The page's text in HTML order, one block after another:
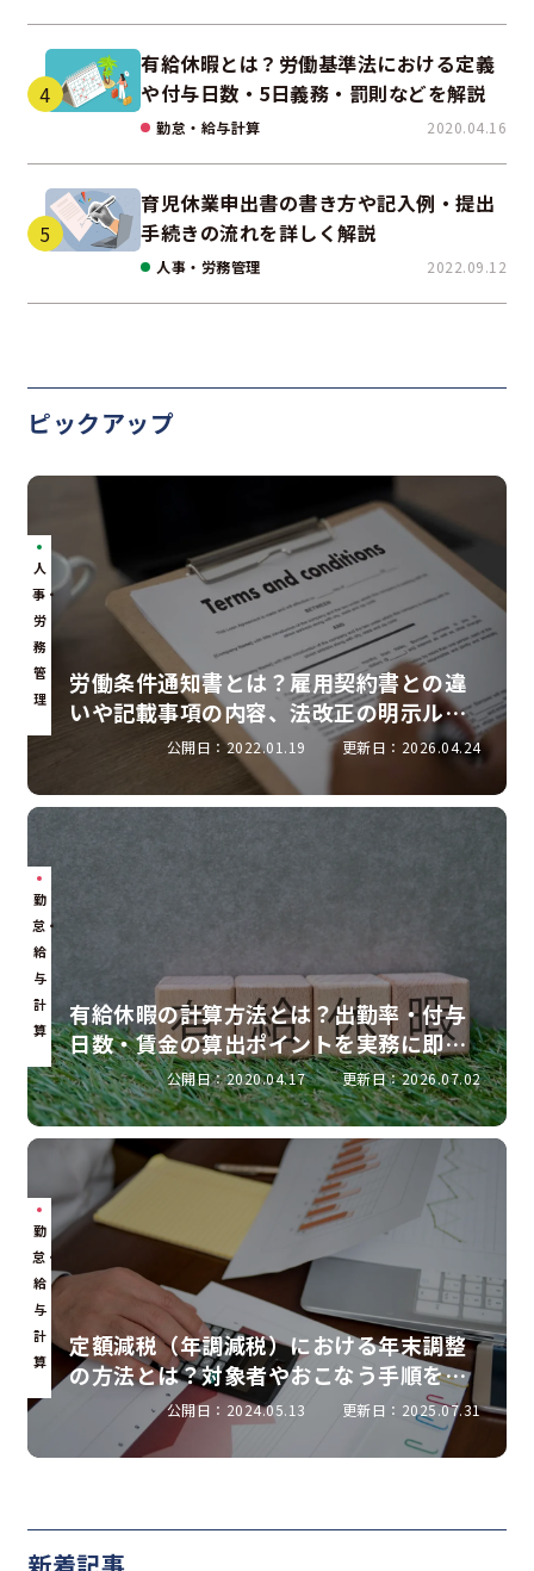
有給休暇とは？労働基準法における定義
や付与日数・5日義務・罰則などを解説
勤怠・給与計算 2020.04.16
育児休業申出書の書き方や記入例・提出
手続きの流れを詳しく解説
人事・労務管理 2022.09.12
ピックアップ
人
事・
労
務
管
理
労働条件通知書とは？雇用契約書との違
いや記載事項の内容、法改正の明示ルー
ルを解説
公開日：2022.01.19 更新日：2026.04.24
勤
怠・
給
与
計
算
有給休暇の計算方法とは？出勤率・付与
日数・賃金の算出ポイントを実務に即し
て解説
公開日：2020.04.17 更新日：2026.07.02
勤
怠・
給
与
計
算
定額減税（年調減税）における年末調整
の方法とは？対象者やおこなう手順を解
公開日：2024.05.13 更新日：2025.07.31